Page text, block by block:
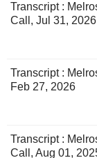
Transcript :
Call, Jul 31, 2026
Transcript :
Feb 27, 2026
Transcript :
Call, Aug 01,